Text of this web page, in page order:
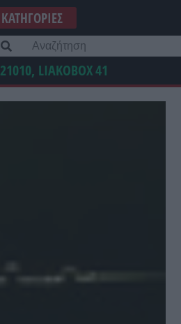
ΚΑΤΗΓΟΡΊΕΣ
LIAKOBOX41